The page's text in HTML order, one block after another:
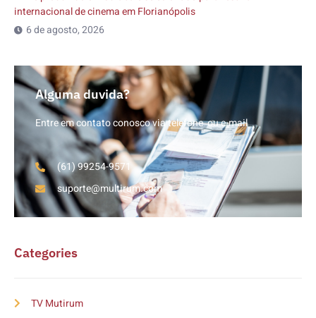
internacional de cinema em Florianópolis
6 de agosto, 2026
Alguma duvida?
Entre em contato conosco via telefone ou e-mail
(61) 99254-9571
suporte@multirum.com
Categories
TV Mutirum